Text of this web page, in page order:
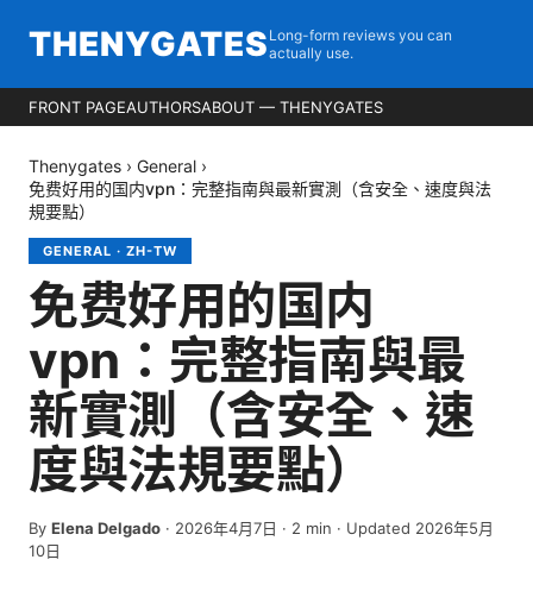
THENYGATES Long-form reviews you can
actually use.
FRONT PAGEAUTHORSABOUT — THENYGATES
Thenygates › General ›
免费好用的国内vpn：完整指南與最新實測（含安全、速度與法
規要點）
GENERAL · ZH-TW
免费好用的国内
vpn：完整指南與最
新實測（含安全、速
度與法規要點）
By Elena Delgado · 2026年4月7日 · 2 min · Updated 2026年5月
10日